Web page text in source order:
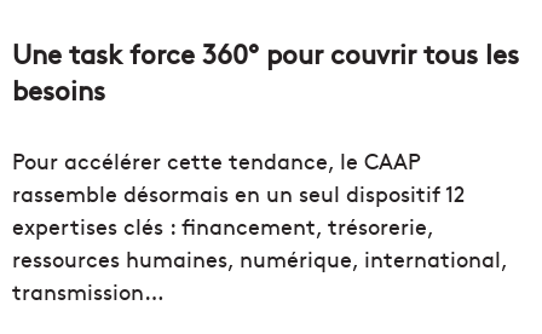
Une task force 360° pour couvrir tous les
besoins
Pour accélérer cette tendance, le CAAP
rassemble désormais en un seul dispositif 12
expertises clés : financement, trésorerie,
ressources humaines, numérique, international,
transmission…